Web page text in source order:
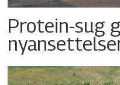
Protein-sug